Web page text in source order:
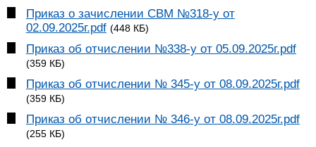
Приказ о зачислении СВМ №318-у от
02.09.2025г.pdf (448 КБ)
Приказ об отчислении №338-у от 05.09.2025г.pdf
(359 КБ)
Приказ об отчислении № 345-у от 08.09.2025г.pdf
(359 КБ)
Приказ об отчислении № 346-у от 08.09.2025г.pdf
(255 КБ)